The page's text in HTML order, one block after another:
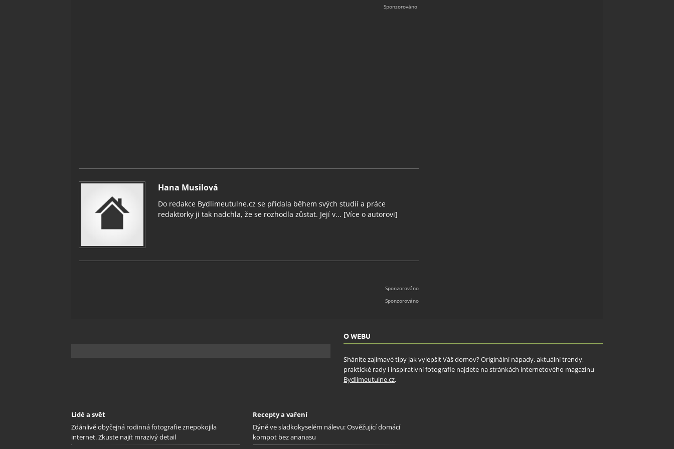
Hana Musilová
Do redakce Bydlimeutulne.cz se přidala během svých studií a práce
redaktorky ji tak nadchla, že se rozhodla zůstat. Její v... [Více o autorovi]
O WEBU
Sháníte zajímavé tipy jak vylepšit Váš domov? Originální nápady, aktuální trendy,
praktické rady i inspirativní fotografie najdete na stránkách internetového magazínu
Bydlimeutulne.cz.
Lidé a svět
Zdánlivě obyčejná rodinná fotografie znepokojila
internet. Zkuste najít mrazivý detail
Recepty a vaření
Dýně ve sladkokyselém nálevu: Osvěžující domácí
kompot bez ananasu